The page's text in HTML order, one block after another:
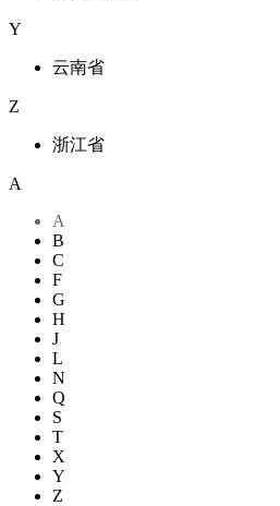
Y
云南省
Z
浙江省
A
A
B
C
F
G
H
J
L
N
Q
S
T
X
Y
Z